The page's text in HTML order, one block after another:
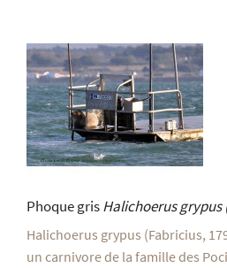
Phoque grisHalichoerus grypus
Halichoerus grypus (Fabricius,
un carnivore de la famille des